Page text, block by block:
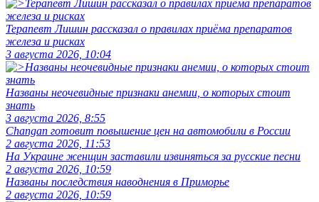
Терапевт Лишин рассказал о правилах приёма препаратов
железа и рисках
3 августа 2026, 10:04
Названы неочевидные признаки анемии, о которых стоит
знать
3 августа 2026, 8:55
Changan готовит повышение цен на автомобили в России
2 августа 2026, 11:53
На Украине женщин заставили извиняться за русские песни
2 августа 2026, 10:59
Названы последствия наводнения в Приморье
2 августа 2026, 10:59